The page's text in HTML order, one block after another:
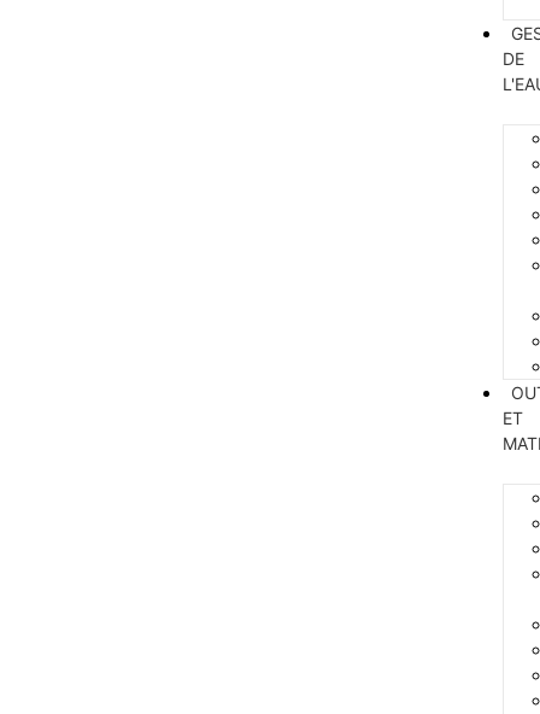
DE
ET